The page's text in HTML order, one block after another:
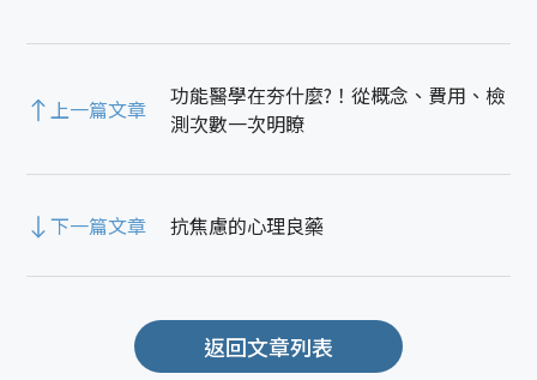
上一篇文章
功能醫學在夯什麼?！從概念、費用、檢
測次數一次明瞭
下一篇文章 抗焦慮的心理良藥
返回文章列表